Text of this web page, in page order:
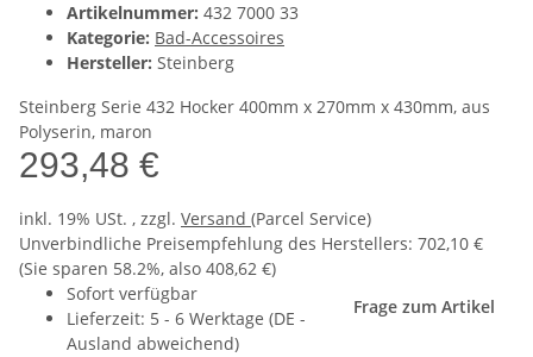
Artikelnummer: 432 7000 33
Kategorie: Bad-Accessoires
Hersteller: Steinberg
Steinberg Serie 432 Hocker 400mm x 270mm x 430mm, aus
Polyserin, maron
293,48 €
inkl. 19% USt. , zzgl. Versand (Parcel Service)
Unverbindliche Preisempfehlung des Herstellers: 702,10 €
(Sie sparen 58.2%, also 408,62 €)
Sofort verfügbar
Lieferzeit: 5 - 6 Werktage (DE -
Ausland abweichend)
Frage zum Artikel